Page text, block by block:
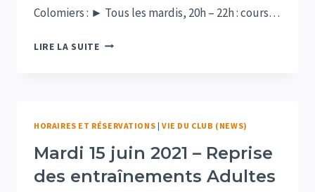
Colomiers : ► Tous les mardis, 20h – 22h : cours…
LIRE LA SUITEHORAIRES
2022
HORAIRES ET RÉSERVATIONS |VIE DU CLUB (NEWS)
Mardi 15 juin 2021 – Reprise
des entraînements Adultes